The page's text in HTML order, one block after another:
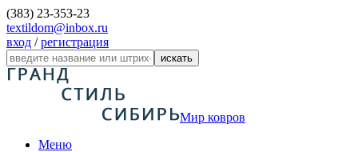
(383) 23-353-23
textildom@inbox.ru
вход /регистрация
искать
Мир ковров
Меню